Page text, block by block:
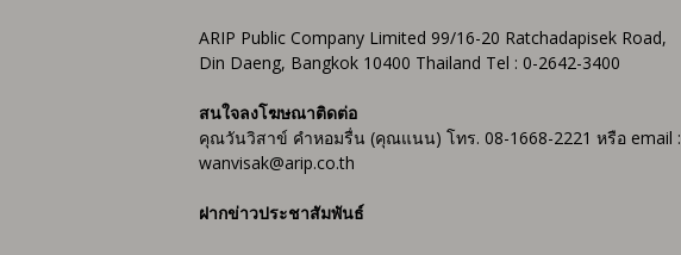
ARIP Public Company Limited 99/16-20 Ratchadapisek Road,
Din Daeng, Bangkok 10400 Thailand Tel : 0-2642-3400
สนใจลงโฆษณาติดต่อ
คุณวันวิสาข์ คำหอมรื่น (คุณแนน) โทร. 08-1668-2221 หรือ email :
wanvisak@arip.co.th
ฝากข่าวประชาสัมพันธ์